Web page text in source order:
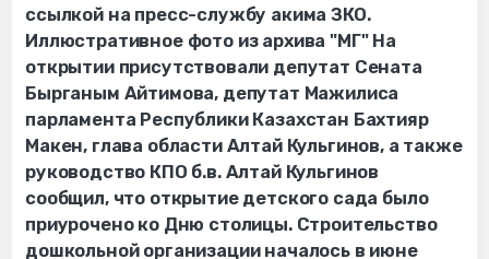
ссылкой на пресс-службу акима ЗКО.
Иллюстративное фото из архива "МГ" На
открытии присутствовали депутат Сената
Бырганым Айтимова, депутат Мажилиса
парламента Республики Казахстан Бахтияр
Макен, глава области Алтай Кульгинов, а также
руководство КПО б.в. Алтай Кульгинов
сообщил, что открытие детского сада было
приурочено ко Дню столицы. Строительство
дошкольной организации началось в июне